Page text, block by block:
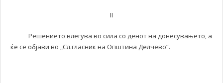
II
Решението влегува во сила со денот на донесувањето, а
ќе се објави во „Сл.гласник на Општина Делчево“.